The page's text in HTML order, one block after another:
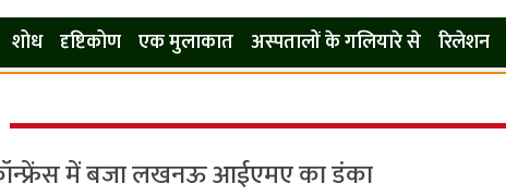
शोध दृष्टिकोण एक मुलाकात अस्पतालों के गलियारे से रिलेशन
में बजा लखनऊ आईएमए का डंका